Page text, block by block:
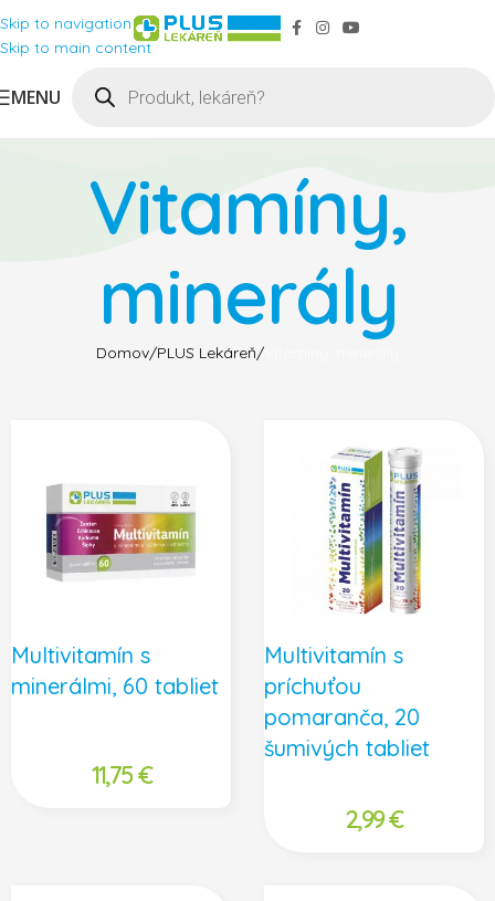
Skip to navigation
Skip to main content
MENU
Vitamíny,
minerály
Domov PLUS Lekáreň
Multivitamín s
minerálmi, 60 tabliet
11,75€
Multivitamín s
príchuťou
pomaranča, 20
šumivých tabliet
2,99€